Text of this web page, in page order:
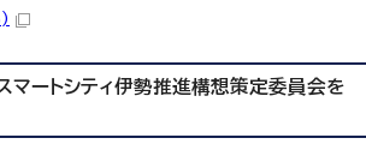
ートシティ伊勢推進構想策定委員会を